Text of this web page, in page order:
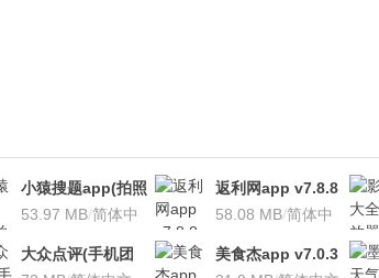
小猿搜题app(拍照
搜题利器)V9.7.2安
53.97 MB/简体中
返利网app v7.8.8
安卓版
58.08 MB/简体中
大众点评(手机团
美食杰app v7.0.3